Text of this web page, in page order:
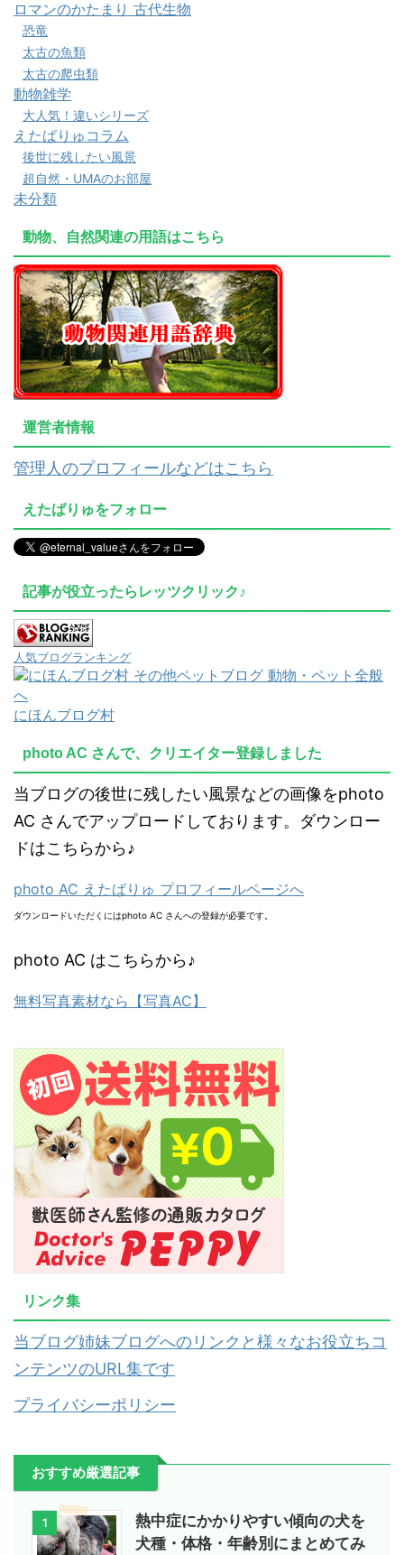
ロマンのかたまり 古代生物
恐竜
太古の魚類
太古の爬虫類
動物雑学
大人気！違いシリーズ
えたばりゅコラム
後世に残したい風景
超自然・UMAのお部屋
未分類
動物、自然関連の用語はこちら
運営者情報
管理人のプロフィールなどはこちら
えたばりゅをフォロー
記事が役立ったらレッツクリック♪
人気ブログランキング
にほんブログ村
photo AC さんで、クリエイター登録しました
当ブログの後世に残したい風景などの画像をphoto
AC さんでアップロードしております。ダウンロー
ドはこちらから♪
photo AC えたばりゅ プロフィールページへ
ダウンロードいただくにはphoto AC さんへの登録が必要です。
photo AC はこちらから♪
無料写真素材なら【写真AC】
リンク集
当ブログ姉妹ブログへのリンクと様々なお役立ちコ
ンテンツのURL集です
プライバシーポリシー
おすすめ厳選記事
1
熱中症にかかりやすい傾向の犬を
犬種・体格・年齢別にまとめてみ